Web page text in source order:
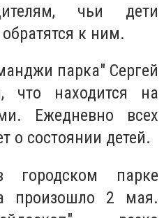
чьи дети
к ним.
парка" Сергей
что находится на
Ежедневно всех
о состоянии детей.
парке
произошло 2 мая.